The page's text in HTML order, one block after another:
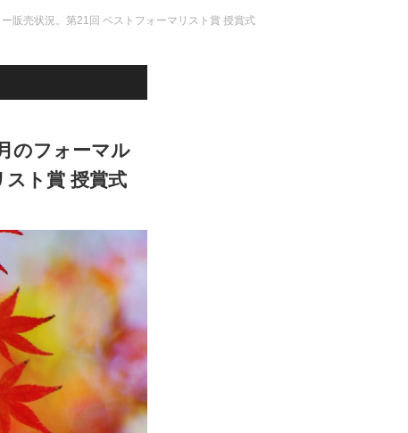
販売状況。第21回 ベストフォーマリスト賞 授賞式
のフォーマル
スト賞 授賞式